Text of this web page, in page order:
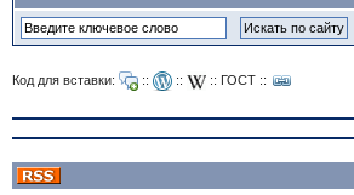
Код для вставки: :: :: :: ГОСТ::